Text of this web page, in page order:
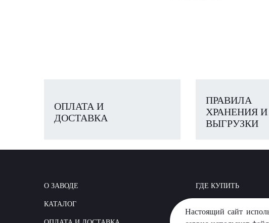
ОПЛАТА И
ДОСТАВКА
ПРАВИЛА
ХРАНЕНИЯ И
ВЫГРУЗКИ
О ЗАВОДЕ
КАТАЛОГ
ГДЕ КУПИТЬ
Настоящий сайт